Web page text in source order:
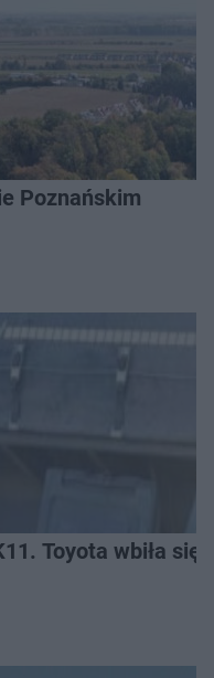
Poznańskim
Toyota wbiła się